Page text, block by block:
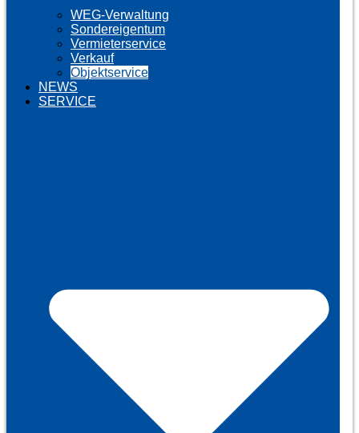
WEG-Verwaltung
Sondereigentum
Vermieterservice
Verkauf
Objektservice
NEWS
SERVICE